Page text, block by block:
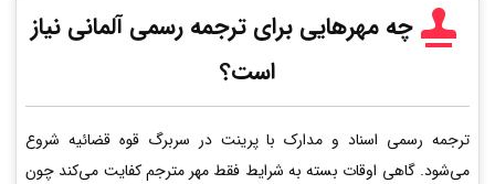
چه مهرهایی برای ترجمه رسمیآلمانی نیاز
است؟
ترجمه رسمی اسناد و مدارک با پرینت در سربرگ قوه قضائیه شروع
می‌شود. گاهی اوقات بسته به شرایط فقط مهر مترجم کفایت می‌کند چون